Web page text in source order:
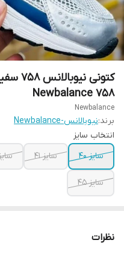
Newbalance 758
Newbalance
برند:نیوبالانس-Newbalance
انتخاب سایز
سایز ۴۰
سایز ۴۱ سایز
سایز ۴۵
نظرات